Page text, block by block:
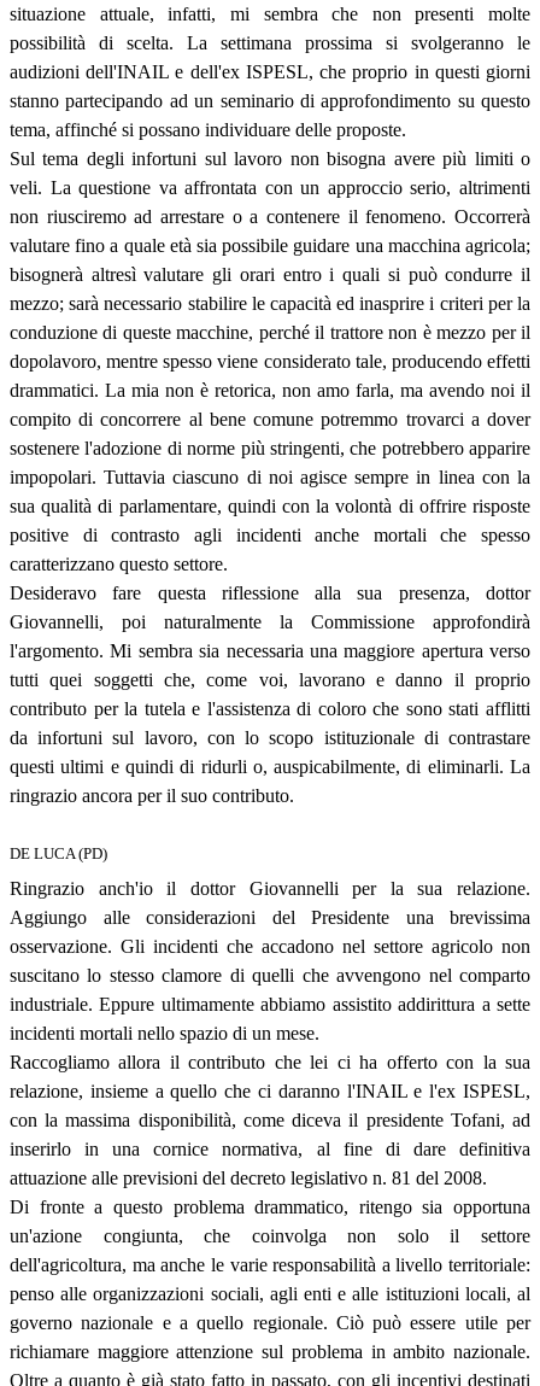
situazione attuale, infatti, mi sembra che non presenti molte
possibilità di scelta. La settimana prossima si svolgeranno le
audizioni dell'INAIL e dell'ex ISPESL, che proprio in questi giorni
stanno partecipando ad un seminario di approfondimento su questo
tema, affinché si possano individuare delle proposte.
Sul tema degli infortuni sul lavoro non bisogna avere più limiti o
veli. La questione va affrontata con un approccio serio, altrimenti
non riusciremo ad arrestare o a contenere il fenomeno. Occorrerà
valutare fino a quale età sia possibile guidare una macchina agricola;
bisognerà altresì valutare gli orari entro i quali si può condurre il
mezzo; sarà necessario stabilire le capacità ed inasprire i criteri per la
conduzione di queste macchine, perché il trattore non è mezzo per il
dopolavoro, mentre spesso viene considerato tale, producendo effetti
drammatici. La mia non è retorica, non amo farla, ma avendo noi il
compito di concorrere al bene comune potremmo trovarci a dover
sostenere l'adozione di norme più stringenti, che potrebbero apparire
impopolari. Tuttavia ciascuno di noi agisce sempre in linea con la
sua qualità di parlamentare, quindi con la volontà di offrire risposte
positive di contrasto agli incidenti anche mortali che spesso
caratterizzano questo settore.
Desideravo fare questa riflessione alla sua presenza, dottor
Giovannelli, poi naturalmente la Commissione approfondirà
l'argomento. Mi sembra sia necessaria una maggiore apertura verso
tutti quei soggetti che, come voi, lavorano e danno il proprio
contributo per la tutela e l'assistenza di coloro che sono stati afflitti
da infortuni sul lavoro, con lo scopo istituzionale di contrastare
questi ultimi e quindi di ridurli o, auspicabilmente, di eliminarli. La
ringrazio ancora per il suo contributo.
DE LUCA (PD)
Ringrazio anch'io il dottor Giovannelli per la sua relazione.
Aggiungo alle considerazioni del Presidente una brevissima
osservazione. Gli incidenti che accadono nel settore agricolo non
suscitano lo stesso clamore di quelli che avvengono nel comparto
industriale. Eppure ultimamente abbiamo assistito addirittura a sette
incidenti mortali nello spazio di un mese.
Raccogliamo allora il contributo che lei ci ha offerto con la sua
relazione, insieme a quello che ci daranno l'INAIL e l'ex ISPESL,
con la massima disponibilità, come diceva il presidente Tofani, ad
inserirlo in una cornice normativa, al fine di dare definitiva
attuazione alle previsioni del decreto legislativo n. 81 del 2008.
Di fronte a questo problema drammatico, ritengo sia opportuna
un'azione congiunta, che coinvolga non solo il settore
dell'agricoltura, ma anche le varie responsabilità a livello territoriale:
penso alle organizzazioni sociali, agli enti e alle istituzioni locali, al
governo nazionale e a quello regionale. Ciò può essere utile per
richiamare maggiore attenzione sul problema in ambito nazionale.
Oltre a quanto è già stato fatto in passato, con gli incentivi destinati